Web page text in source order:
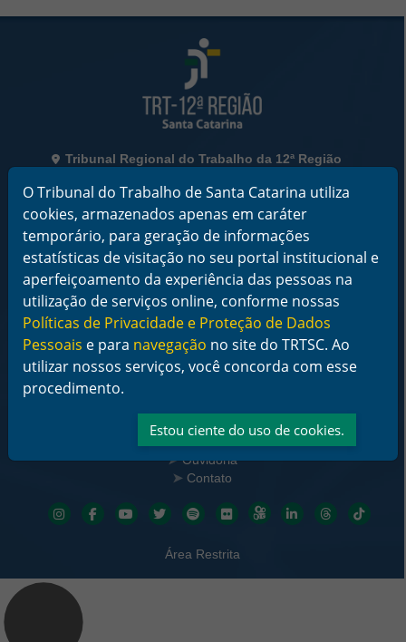
Informações de Contato
Tribunal Regional do Trabalho da 12ª Região
CEP 88015-905
CNPJ 02.482.005/0001-23
Horário de Funcionamento:
De segunda a sexta-feira das 12 às 18 horas
Telefone: (48) 3216-4000
Links Rápidos
Institucional
Serviços
Transparência
Ouvidoria
Contato
Redes sociais
Área Restrita
O Tribunal do Trabalho de Santa Catarina utiliza
cookies, armazenados apenas em caráter
temporário, para geração de informações
estatísticas de visitação no seu portal institucional e
aperfeiçoamento da experiência das pessoas na
utilização de serviços online, conforme nossas
Políticas de Privacidade e Proteção de Dados
Pessoais e para navegação no site do TRTSC. Ao
utilizar nossos serviços, você concorda com esse
procedimento.
Estou ciente do uso de cookies.